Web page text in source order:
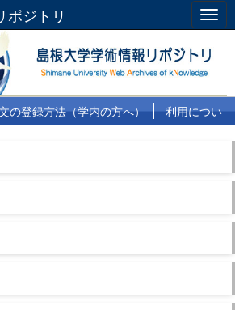
ポジトリ
の登録方法（学内の方へ）
利用につい